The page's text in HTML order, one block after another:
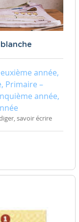
année,
Primaire –
année,
savoir écrire